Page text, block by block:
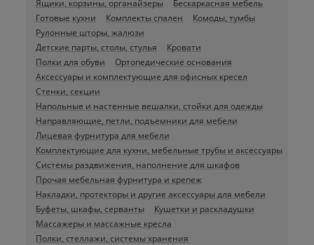
Ящики, корзины, органайзеры
Бескаркасная мебель
Готовые кухни
Комплекты спален
Комоды, тумбы
Рулонные шторы, жалюзи
Детские парты, столы, стулья
Кровати
Полки для обуви
Ортопедические основания
Аксессуары и комплектующие для офисных кресел
Стенки, секции
Напольные и настенные вешалки, стойки для одежды
Направляющие, петли, подъемники для мебели
Лицевая фурнитура для мебели
Комплектующие для кухни, мебельные трубы и аксессуары
Системы раздвижения, наполнение для шкафов
Прочая мебельная фурнитура и крепеж
Накладки, протекторы и другие аксессуары для мебели
Буфеты, шкафы, серванты
Кушетки и раскладушки
Массажеры и массажные кресла
Полки, стеллажи, системы хранения